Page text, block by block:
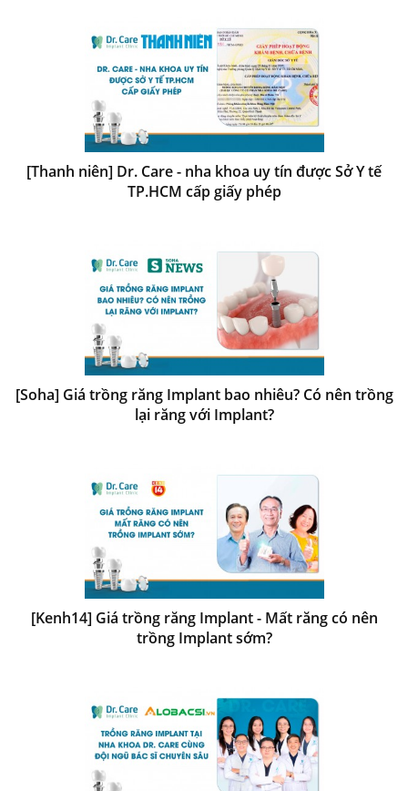
[Thanh niên] Dr. Care - nha khoa uy tín được Sở Y tế
TP.HCM cấp giấy phép
[Soha] Giá trồng răng Implant bao nhiêu? Có nên trồng
lại răng với Implant?
[Kenh14] Giá trồng răng Implant - Mất răng có nên
trồng Implant sớm?